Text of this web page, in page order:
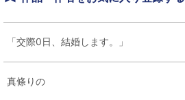
「交際0日、結婚します。」
真條りの